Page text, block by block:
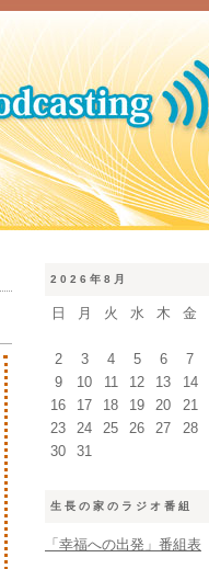
2026年8月
日 月 火 水 木 金
2
3 4 5 6 7
9
10 11 12 13 14
16
17 18 19 20 21
23
24 25 26 27 28
30
31
生長の家のラジオ番組
「幸福への出発」番組表